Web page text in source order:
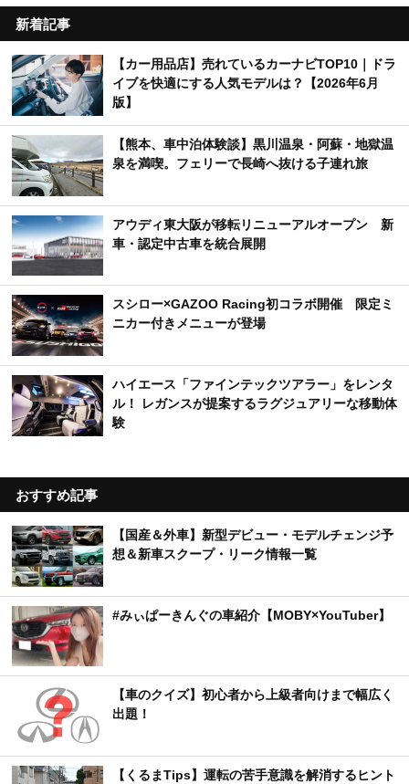
新着記事
【カー用品店】売れているカーナビTOP10｜ドラ
イブを快適にする人気モデルは？【2026年6月
版】
【熊本、車中泊体験談】黒川温泉・阿蘇・地獄温
泉を満喫。フェリーで長崎へ抜ける子連れ旅
アウディ東大阪が移転リニューアルオープン 新
車・認定中古車を統合展開
スシロー×GAZOO Racing初コラボ開催 限定ミ
ニカー付きメニューが登場
ハイエース「ファインテックツアラー」をレンタ
ル！ レガンスが提案するラグジュアリーな移動体
験
おすすめ記事
【国産＆外車】新型デビュー・モデルチェンジ予
想＆新車スクープ・リーク情報一覧
#みぃぱーきんぐの車紹介【MOBY×YouTuber】
【車のクイズ】初心者から上級者向けまで幅広く
出題！
【くるまTips】運転の苦手意識を解消するヒント